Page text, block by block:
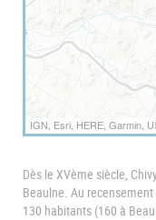
IGN, Esri, HERE, Garmin,
Dès le XVème siècle,
Beaulne. Au
130 habitants (160 à